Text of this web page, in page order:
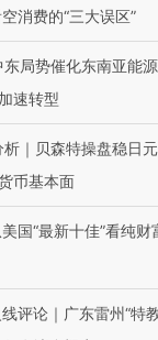
消费的“三大误区”
东局势催化东南亚能
速转型
析｜贝森特操盘稳日
币基本面
美国“最新十佳”看纯
评论｜广东雷州“特